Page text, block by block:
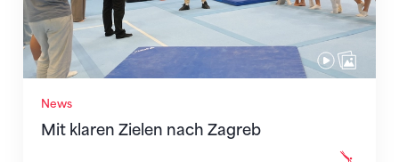
News
Mit klaren Zielen nach Zagreb